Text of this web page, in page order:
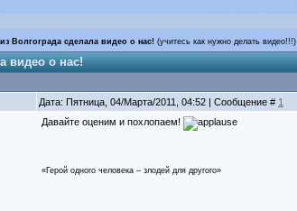
Волгограда сделала видео о нас! (учитесь как нужно делать видео!!!)
видео о нас!
Дата: Пятница, 04/Марта/2011, 04:52 | Сообщение # 1
Давайте оценим и похлопаем!
«Герой одного человека – злодей для другого»